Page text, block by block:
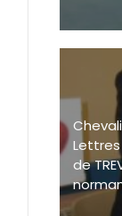
Lettres
de